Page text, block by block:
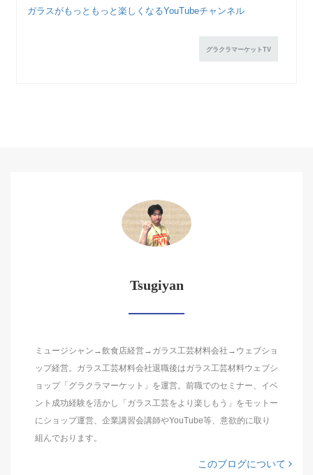
ガラスがもっともっと楽しくなるYouTubeチャンネル
グラクラマーケットTV
Tsugiyan
ミュージシャン→飲食店経営→ガラス工芸材料会社→ウェブショ
ップ経営。ガラス工芸材料会社退職後はガラス工芸材料ウェブシ
ョップ「グラクラマーケット」を運営。前職でのセミナー、イベ
ント成功経験を活かし「ガラス工芸をより楽しもう」をモットー
にショップ運営、企業講習会講師やYouTube等、意欲的に取り
組んでおります。
このブログについて